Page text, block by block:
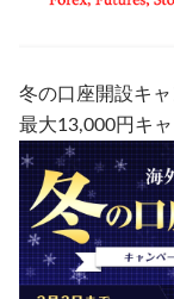
冬の口座開設キャ
最大13,000円キ